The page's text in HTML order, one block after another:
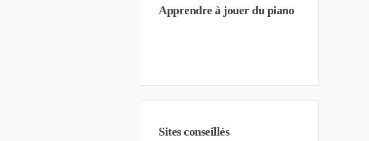
Apprendre à jouer du piano
Sites conseillés